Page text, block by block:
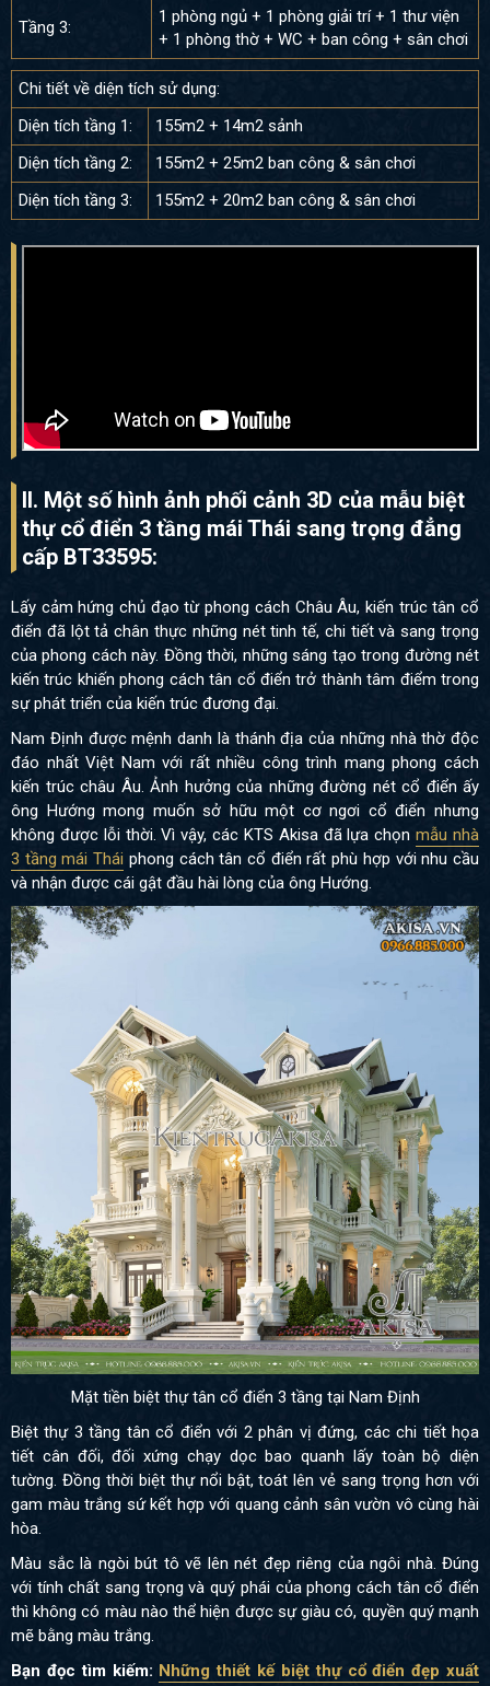
Tầng 3:
1 phòng ngủ + 1 phòng giải trí + 1 thư viện
+ 1 phòng thờ + WC + ban công + sân chơi
Chi tiết về diện tích sử dụng:
Diện tích tầng 1:
155m2 + 14m2 sảnh
Diện tích tầng 2:
155m2 + 25m2 ban công & sân chơi
Diện tích tầng 3:
155m2 + 20m2 ban công & sân chơi
II. Một số hình ảnh phối cảnh 3D của mẫu biệt
thự cổ điển 3 tầng mái Thái sang trọng đẳng
cấp BT33595:
Lấy cảm hứng chủ đạo từ phong cách Châu Âu, kiến ​​trúc tân cổ
điển đã lột tả chân thực những nét tinh tế, chi tiết và sang trọng
của phong cách này. Đồng thời, những sáng tạo trong đường nét
kiến trúc khiến phong cách tân cổ điển trở thành tâm điểm trong
sự phát triển của kiến ​​trúc đương đại.
Nam Định được mệnh danh là thánh địa của những nhà thờ độc
đáo nhất Việt Nam với rất nhiều công trình mang phong cách
kiến trúc châu Âu. Ảnh hưởng của những đường nét cổ điển ấy
ông Hướng mong muốn sở hữu một cơ ngơi cổ điển nhưng
không được lỗi thời. Vì vậy, các KTS Akisa đã lựa chọnmẫu nhà
3 tầng mái Thái phong cách tân cổ điển rất phù hợp với nhu cầu
và nhận được cái gật đầu hài lòng của ông Hướng.
Mặt tiền biệt thự tân cổ điển 3 tầng tại Nam Định
Biệt thự 3 tầng tân cổ điển với 2 phân vị đứng, các chi tiết họa
tiết cân đối, đối xứng chạy dọc bao quanh lấy toàn bộ diện
tường. Đồng thời biệt thự nổi bật, toát lên vẻ sang trọng hơn với
gam màu trắng sứ kết hợp với quang cảnh sân vườn vô cùng hài
hòa.
Màu sắc là ngòi bút tô vẽ lên nét đẹp riêng của ngôi nhà. Đúng
với tính chất sang trọng và quý phái của phong cách tân cổ điển
thì không có màu nào thể hiện được sự giàu có, quyền quý mạnh
mẽ bằng màu trắng.
Bạn đọc tìm kiếm: Những thiết kế biệt thự cổ điển đẹp xuất